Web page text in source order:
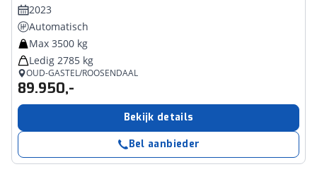
2023
Automatisch
Max 3500 kg
Ledig 2785 kg
OUD-GASTEL/ROOSENDAAL
89.950,-
Bekijk details
Bel aanbieder